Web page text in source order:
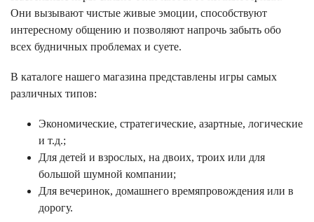
Они вызывают чистые живые эмоции, способствуют
интересному общению и позволяют напрочь забыть обо
всех будничных проблемах и суете.
В каталоге нашего магазина представлены игры самых
различных типов:
Экономические, стратегические, азартные, логические
и т.д.;
Для детей и взрослых, на двоих, троих или для
большой шумной компании;
Для вечеринок, домашнего времяпровождения или в
дорогу.